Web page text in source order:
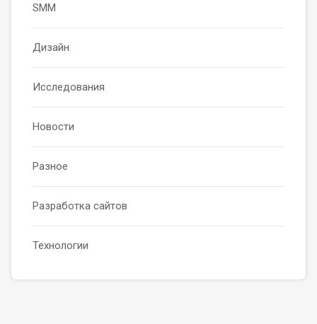
SMM
Дизайн
Исследования
Новости
Разное
Разработка сайтов
Технологии